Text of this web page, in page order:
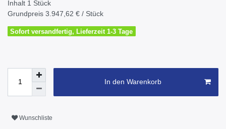
Inhalt 1 Stück
Grundpreis 3.947,62 € / Stück
Sofort versandfertig, Lieferzeit 1-3 Tage
In den Warenkorb
Wunschliste